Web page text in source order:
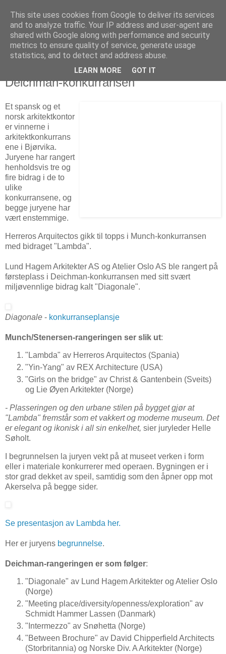
Arkitektur & Miljøteknologi
27 mars 2009
Spansk og norsk vinner i Munch- og
Deichman-konkurransen
Et spansk og et
norsk arkitektkontor
er vinnerne i
arkitektkonkurrans
ene i Bjørvika.
Juryene har rangert
henholdsvis tre og
fire bidrag i de to
ulike
konkurransene, og
begge juryene har
vært enstemmige.
Herreros Arquitectos gikk til topps i Munch-konkurransen
med bidraget "Lambda".
Lund Hagem Arkitekter AS og Atelier Oslo AS ble rangert på
førsteplass i Deichman-konkurransen med sitt svært
miljøvennlige bidrag kalt "Diagonale".
Diagonale - konkurranseplansje
Munch/Stenersen-rangeringen ser slik ut:
"Lambda" av Herreros Arquitectos (Spania)
"Yin-Yang" av REX Architecture (USA)
"Girls on the bridge" av Christ & Gantenbein (Sveits)
og Lie Øyen Arkitekter (Norge)
- Plasseringen og den urbane stilen på bygget gjør at
"Lambda" fremstår som et vakkert og moderne museum. Det
er elegant og ikonisk i all sin enkelhet, sier juryleder Helle
Søholt.
I begrunnelsen la juryen vekt på at museet verken i form
eller i materiale konkurrerer med operaen. Bygningen er i
stor grad dekket av speil, samtidig som den åpner opp mot
Akerselva på begge sider.
Se presentasjon av Lambda her.
Her er juryens begrunnelse.
Deichman-rangeringen er som følger:
"Diagonale" av Lund Hagem Arkitekter og Atelier Oslo
(Norge)
"Meeting place/diversity/openness/exploration" av
Schmidt Hammer Lassen (Danmark)
"Intermezzo" av Snøhetta (Norge)
"Between Brochure" av David Chipperfield Architects
(Storbritannia) og Norske Div. A Arkitekter (Norge)
This site uses cookies from Google to deliver its services
and to analyze traffic. Your IP address and user-agent are
shared with Google along with performance and security
metrics to ensure quality of service, generate usage
statistics, and to detect and address abuse.
LEARN MORE GOT IT